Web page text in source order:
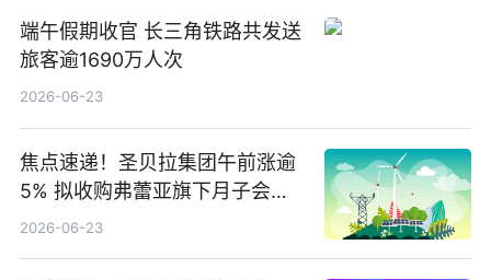
端午假期收官 长三角铁路共发送
旅客逾1690万人次
2026-06-23
焦点速递！圣贝拉集团午前涨逾
5% 拟收购弗蕾亚旗下月子会所
业务少数股权
2026-06-23